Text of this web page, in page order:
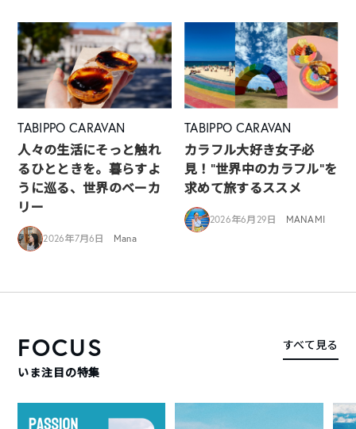
TABIPPO CARAVAN
人々の生活にそっと触れ
るひとときを。暮らすよ
うに巡る、世界のベーカ
リー
2026年7月6日 Mana
TABIPPO CARAVAN
カラフル大好き女子必
見！”世界中のカラフル”を
求めて旅するススメ
2026年6月29日 MANAMI
FOCUS
いま注目の特集
すべて見る